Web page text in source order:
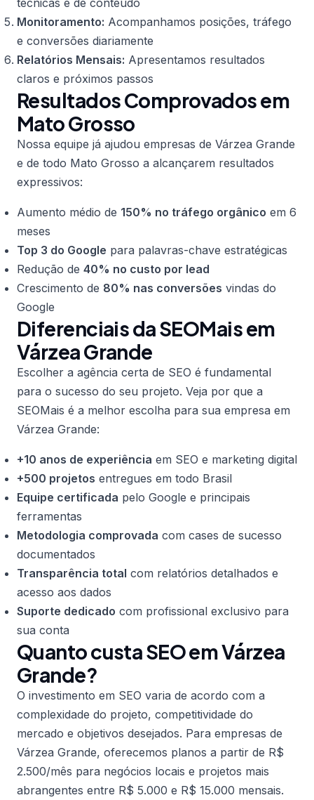
técnicas e de conteúdo
Monitoramento: Acompanhamos posições, tráfego
e conversões diariamente
Relatórios Mensais: Apresentamos resultados
claros e próximos passos
Resultados Comprovados em
Mato Grosso
Nossa equipe já ajudou empresas de Várzea Grande
e de todo Mato Grosso a alcançarem resultados
expressivos:
Aumento médio de 150% no tráfego orgânico em 6
meses
Top 3 do Google para palavras-chave estratégicas
Redução de 40% no custo por lead
Crescimento de 80% nas conversões vindas do
Google
Diferenciais da SEOMais em
Várzea Grande
Escolher a agência certa de SEO é fundamental
para o sucesso do seu projeto. Veja por que a
SEOMais é a melhor escolha para sua empresa em
Várzea Grande:
+10 anos de experiência em SEO e marketing digital
+500 projetos entregues em todo Brasil
Equipe certificada pelo Google e principais
ferramentas
Metodologia comprovada com cases de sucesso
documentados
Transparência total com relatórios detalhados e
acesso aos dados
Suporte dedicado com profissional exclusivo para
sua conta
Quanto custa SEO em Várzea
Grande?
O investimento em SEO varia de acordo com a
complexidade do projeto, competitividade do
mercado e objetivos desejados. Para empresas de
Várzea Grande, oferecemos planos a partir de R$
2.500/mês para negócios locais e projetos mais
abrangentes entre R$ 5.000 e R$ 15.000 mensais.